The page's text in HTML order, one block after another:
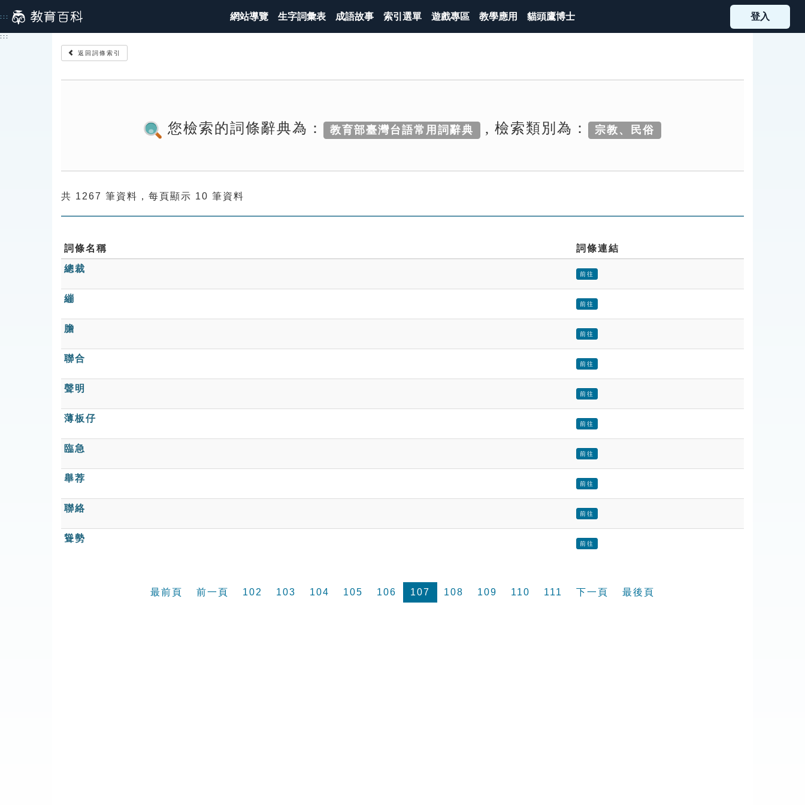
到
主
::: 網站導覽 生字詞彙表 成語故事 索引選單 遊戲專區 教學應用 貓頭鷹博士 登入
:::
返回詞條索引
您檢索的詞條辭典為： 教育部臺灣台語常用詞辭典 , 檢索類別為： 宗教、民俗
共 1267 筆資料，每頁顯示 10 筆資料
詞條名稱
詞條連結
總裁
前往
繃
前往
膽
前往
聯合
前往
聲明
前往
薄板仔
前往
臨急
前往
舉荐
前往
聯絡
前往
聳勢
前往
最前頁 前一頁 102 103 104 105 106 107 108 109 110 111 下一頁 最後頁